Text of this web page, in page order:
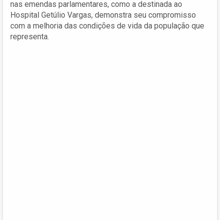
nas emendas parlamentares, como a destinada ao
Hospital Getúlio Vargas, demonstra seu compromisso
com a melhoria das condições de vida da população que
representa.